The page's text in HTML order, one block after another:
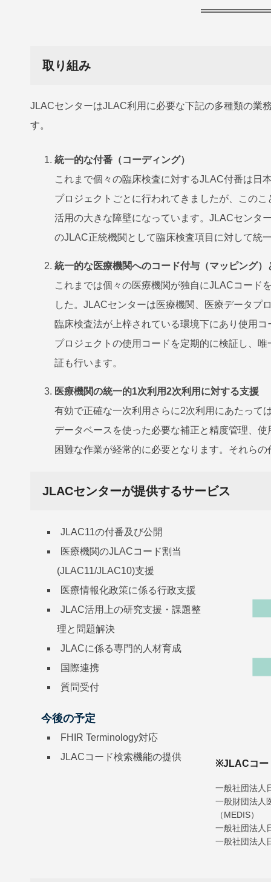
取り組み
JLACセンターはJLAC利用に必要な下記の多種類の業
す。
統一的な付番（コーディング）
これまで個々の臨床検査に対するJLAC付番は日
プロジェクトごとに行われてきましたが、この
活用の大きな障壁になっています。JLACセンタ
のJLAC正統機関として臨床検査項目に対して統
統一的な医療機関へのコード付与（マッピング）
これまでは個々の医療機関が独自にJLACコード
した。JLACセンターは医療機関、医療データプ
臨床検査法が上梓されている環境下にあり使用
プロジェクトの使用コードを定期的に検証し、
証も行います。
医療機関の統一的1次利用2次利用に対する支援
有効で正確な一次利用さらに2次利用にあたって
データベースを使った必要な補正と精度管理、
困難な作業が経常的に必要となります。それら
JLACセンターが提供するサービス
JLAC11の付番及び公開
医療機関のJLACコード割当
(JLAC11/JLAC10)支援
医療情報化政策に係る行政支援
JLAC活用上の研究支援・課題整
理と問題解決
JLACに係る専門的人材育成
国際連携
質問受付
今後の予定
FHIR Terminology対応
JLACコード検索機能の提供
※JLACコー
一般社団法人
一般財団法人
（MEDIS）
一般社団法人
一般社団法人